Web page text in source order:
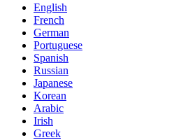
English
French
German
Portuguese
Spanish
Russian
Japanese
Korean
Arabic
Irish
Greek